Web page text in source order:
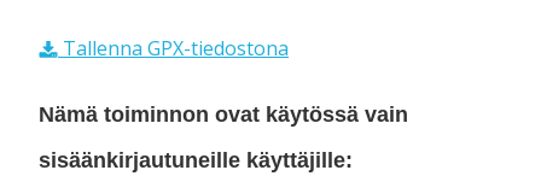
Tallenna GPX-tiedostona
Nämä toiminnon ovat käytössä vain
sisäänkirjautuneille käyttäjille: